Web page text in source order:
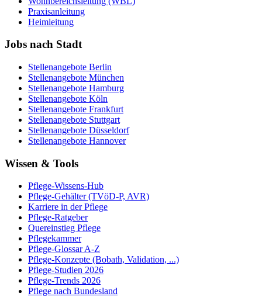
Praxisanleitung
Heimleitung
Jobs nach Stadt
Stellenangebote Berlin
Stellenangebote München
Stellenangebote Hamburg
Stellenangebote Köln
Stellenangebote Frankfurt
Stellenangebote Stuttgart
Stellenangebote Düsseldorf
Stellenangebote Hannover
Wissen & Tools
Pflege-Wissens-Hub
Pflege-Gehälter (TVöD-P, AVR)
Karriere in der Pflege
Pflege-Ratgeber
Quereinstieg Pflege
Pflegekammer
Pflege-Glossar A-Z
Pflege-Konzepte (Bobath, Validation, ...)
Pflege-Studien 2026
Pflege-Trends 2026
Pflege nach Bundesland